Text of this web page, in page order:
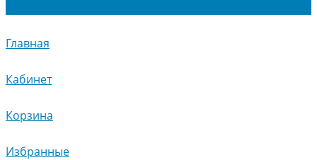
Главная
Кабинет
Корзина
Избранные